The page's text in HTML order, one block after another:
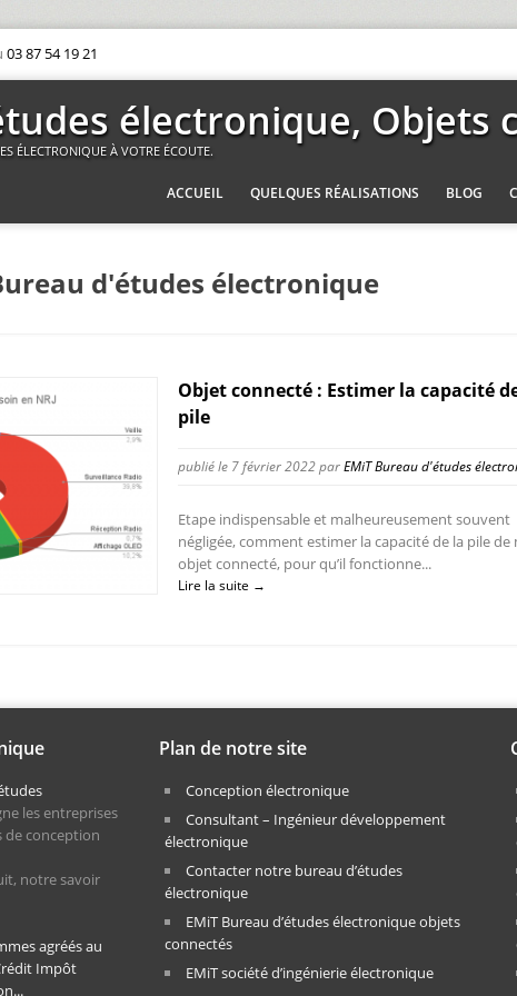
03 87 54 19 21
électronique, Objets
ÉLECTRONIQUE À VOTRE ÉCOUTE.
ACCUEIL QUELQUES RÉALISATIONS BLOG
d'études électronique
Objet connecté : Estimer la capacité
pile
publié le 7 février 2022parEMiT Bureau d'études
Etape indispensable et malheureusement souvent
négligée, comment estimer la capacité de la pile de
objet connecté, pour qu’il fonctionne...
Lire la suite →
les entreprises
de conception
notre savoir
agréés au
Impôt
Plan de notre site
Conception électronique
Consultant – Ingénieur développement
électronique
Contacter notre bureau d’études
électronique
EMiT Bureau d’études électronique objets
connectés
EMiT société d’ingénierie électronique